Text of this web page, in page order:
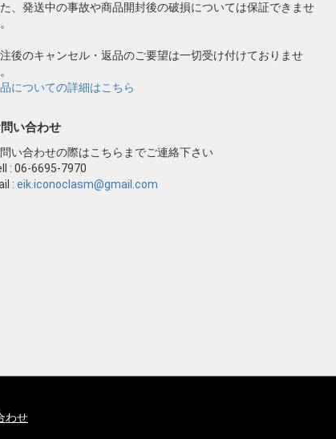
、発送中の事故や商品開封後の破損については保証できませ
後のキャンセル・返品のご要望は一切受け付けておりませ
についての詳細はこちら
い合わせ
い合わせの際はこちらまでご連絡下さい
: 06-6695-7970
: eik.iconoclasm@gmail.com
わせ